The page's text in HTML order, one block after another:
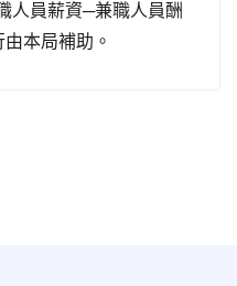
人員薪資─兼職人員酬
本局補助。